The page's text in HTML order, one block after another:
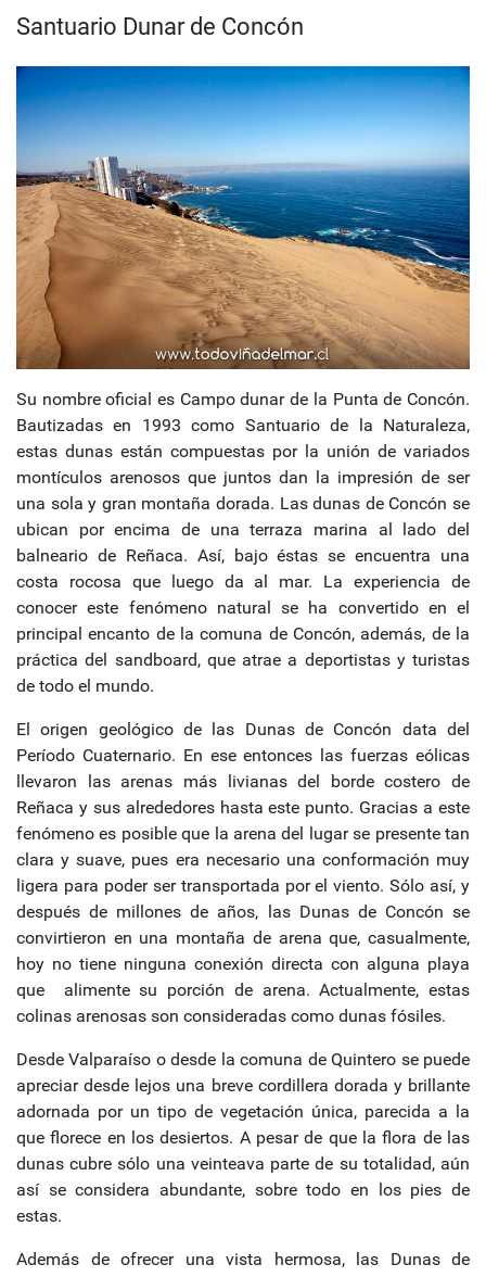
Santuario Dunar de Concón
Su nombre oficial es Campo dunar de la Punta de Concón.
Bautizadas en 1993 como Santuario de la Naturaleza,
estas dunas están compuestas por la unión de variados
montículos arenosos que juntos dan la impresión de ser
una sola y gran montaña dorada. Las dunas de Concón se
ubican por encima de una terraza marina al lado del
balneario de Reñaca. Así, bajo éstas se encuentra una
costa rocosa que luego da al mar. La experiencia de
conocer este fenómeno natural se ha convertido en el
principal encanto de la comuna de Concón, además, de la
práctica del sandboard, que atrae a deportistas y turistas
de todo el mundo.
El origen geológico de las Dunas de Concón data del
Período Cuaternario. En ese entonces las fuerzas eólicas
llevaron las arenas más livianas del borde costero de
Reñaca y sus alrededores hasta este punto. Gracias a este
fenómeno es posible que la arena del lugar se presente tan
clara y suave, pues era necesario una conformación muy
ligera para poder ser transportada por el viento. Sólo así, y
después de millones de años, las Dunas de Concón se
convirtieron en una montaña de arena que, casualmente,
hoy no tiene ninguna conexión directa con alguna playa
que alimente su porción de arena. Actualmente, estas
colinas arenosas son consideradas como dunas fósiles.
Desde Valparaíso o desde la comuna de Quintero se puede
apreciar desde lejos una breve cordillera dorada y brillante
adornada por un tipo de vegetación única, parecida a la
que florece en los desiertos. A pesar de que la flora de las
dunas cubre sólo una veinteava parte de su totalidad, aún
así se considera abundante, sobre todo en los pies de
estas.
Además de ofrecer una vista hermosa, las Dunas de